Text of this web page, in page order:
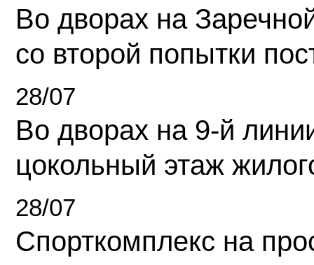
Во дворах на
со второй попытки
28/07
Во дворах на 9-й
цокольный этаж
28/07
Спорткомплекс на